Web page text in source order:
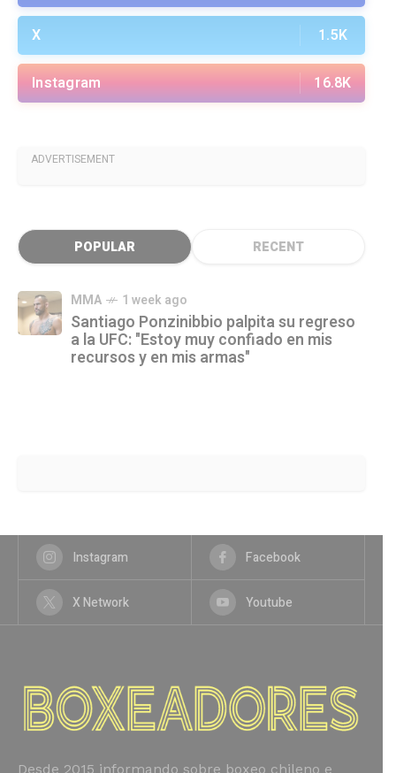
X 1.5K
Instagram 16.8K
ADVERTISEMENT
POPULAR RECENT
MMA 1 week ago
Santiago Ponzinibbio palpita su regreso
a la UFC: "Estoy muy confiado en mis
recursos y en mis armas"
Instagram Facebook
X Network Youtube
Desde 2015 informando sobre boxeo chileno e